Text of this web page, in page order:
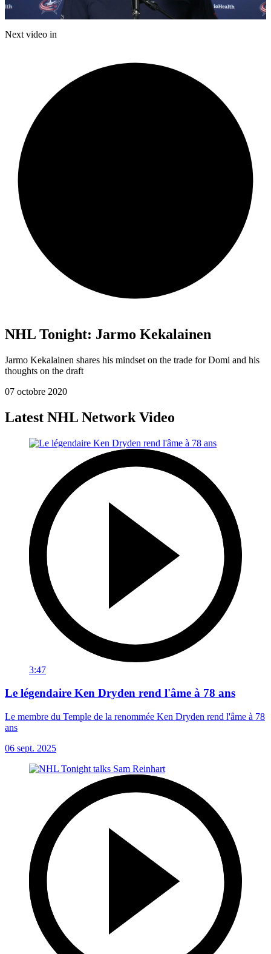
Next video in
NHL Tonight: Jarmo Kekalainen
Jarmo Kekalainen shares his mindset on the trade for Domi and his
thoughts on the draft
07 octobre 2020
Latest NHL Network Video
3:47
Le légendaire Ken Dryden rend l'âme à 78 ans
Le membre du Temple de la renommée Ken Dryden rend l'âme à 78
ans
06 sept. 2025